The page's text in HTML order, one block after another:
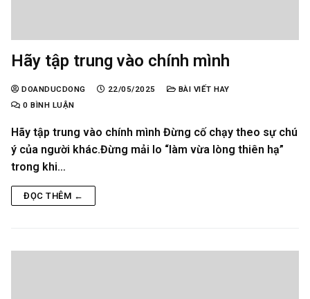
Hãy tập trung vào chính mình
DOANDUCDONG 22/05/2025
BÀI VIẾT HAY
0 BÌNH LUẬN
Hãy tập trung vào chính mình Đừng cố chạy theo sự chú
ý của người khác.Đừng mải lo “làm vừa lòng thiên hạ”
trong khi…
ĐỌC THÊM ←